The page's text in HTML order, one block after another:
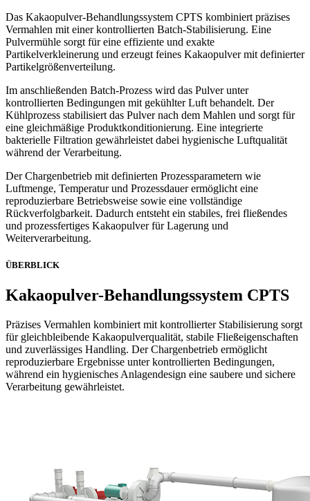
Das Kakaopulver-Behandlungssystem CPTS kombiniert präzises
Vermahlen mit einer kontrollierten Batch-Stabilisierung. Eine
Pulvermühle sorgt für eine effiziente und exakte
Partikelverkleinerung und erzeugt feines Kakaopulver mit definierter
Partikelgrößenverteilung.
Im anschließenden Batch-Prozess wird das Pulver unter
kontrollierten Bedingungen mit gekühlter Luft behandelt. Der
Kühlprozess stabilisiert das Pulver nach dem Mahlen und sorgt für
eine gleichmäßige Produktkonditionierung. Eine integrierte
bakterielle Filtration gewährleistet dabei hygienische Luftqualität
während der Verarbeitung.
Der Chargenbetrieb mit definierten Prozessparametern wie
Luftmenge, Temperatur und Prozessdauer ermöglicht eine
reproduzierbare Betriebsweise sowie eine vollständige
Rückverfolgbarkeit. Dadurch entsteht ein stabiles, frei fließendes
und prozessfertiges Kakaopulver für Lagerung und
Weiterverarbeitung.
ÜBERBLICK
Kakaopulver-Behandlungssystem CPTS
Präzises Vermahlen kombiniert mit kontrollierter Stabilisierung sorgt
für gleichbleibende Kakaopulverqualität, stabile Fließeigenschaften
und zuverlässiges Handling. Der Chargenbetrieb ermöglicht
reproduzierbare Ergebnisse unter kontrollierten Bedingungen,
während ein hygienisches Anlagendesign eine saubere und sichere
Verarbeitung gewährleistet.